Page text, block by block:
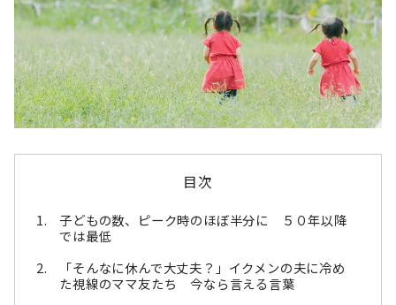
目次
子どもの数、ピーク時のほぼ半分に ５０年以降
では最低
「そんなに休んで大丈夫？」イクメンの夫に冷め
た視線のママ友たち 今なら言える言葉